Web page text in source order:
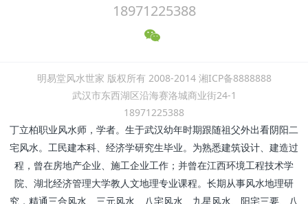
18971225388
明易堂风水世家 版权所有 2008-2014 湘ICP备8888888
武汉市东西湖区沿海赛洛城商业街24-1
18971225388
丁立柏职业风水师，学者。生于武汉幼年时期跟随祖父外出看阴阳二
宅风水。工民建本科、经济学研究生毕业。为熟悉建筑设计、建造过
程，曾在房地产企业、施工企业工作；并曾在江西环境工程技术学
院、湖北经济管理大学教人文地理专业课程。长期从事风水地理研
究，精通三合风水、三元风水、八宅风水、九星风水、阳宅三要、八